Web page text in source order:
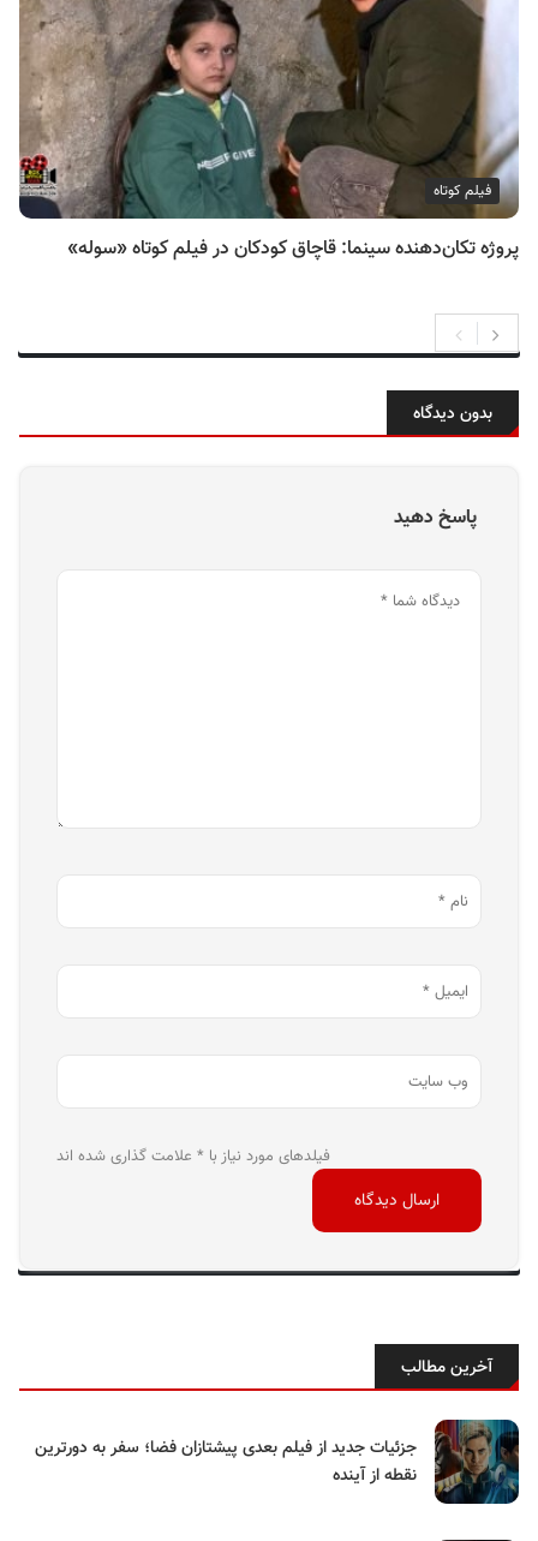
فیلم کوتاه
پروژه تکان‌دهنده سینما: قاچاق کودکان در فیلم کوتاه «سوله»
بدون دیدگاه
پاسخ دهید
فیلدهای مورد نیاز با * علامت گذاری شده اند
آخرین مطالب
جزئیات جدید از فیلم بعدی پیشتازان فضا؛ سفر به دورترین
نقطه از آینده